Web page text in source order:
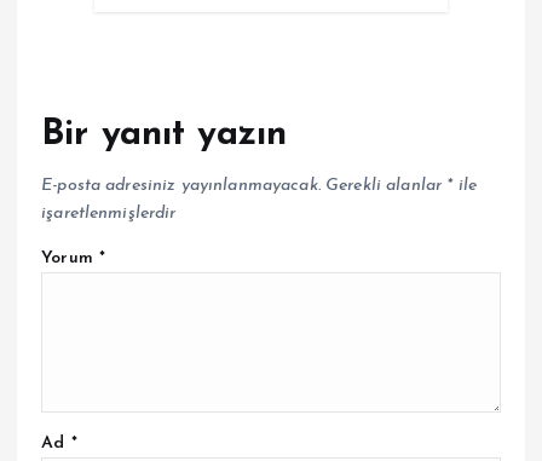
Bir yanıt yazın
E-posta adresiniz yayınlanmayacak. Gerekli alanlar *ile
işaretlenmişlerdir
Yorum *
Ad *